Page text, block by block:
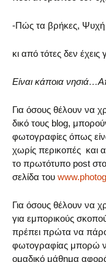
-Πώς τα βρήκες, Ψυχή
κι από τότες δεν έχεις
Είναι κάποια
Για όσους θέλουν να
δικό τους blog,
φωτογραφίες όπως
χωρίς περικοπές και
το πρωτότυπο post
σελίδα του
Για όσους θέλουν να
για εμπορικούς
πρέπει πρώτα να
φωτογραφίας μπορώ
ομαδικό μάθημα αφορά